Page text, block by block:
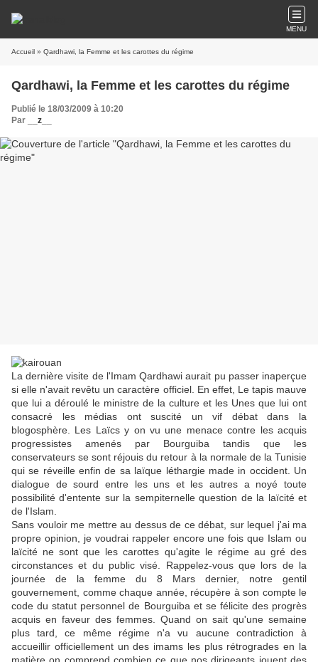
MENU
Accueil » Qardhawi, la Femme et les carottes du régime
Qardhawi, la Femme et les carottes du régime
Publié le 18/03/2009 à 10:20
Par
__z__
La dernière visite de l'Imam Qardhawi aurait pu passer inaperçue
si elle n'avait revêtu un caractère officiel. En effet, Le tapis mauve
que lui a déroulé le ministre de la culture et les Unes que lui ont
consacré les médias ont suscité un vif débat dans la
blogosphère. Les Laïcs y on vu une menace contre les acquis
progressistes amenés par Bourguiba tandis que les
conservateurs se sont réjouis du retour à la normale de la Tunisie
qui se réveille enfin de sa laïque léthargie made in occident. Un
dialogue de sourd entre les uns et les autres a noyé toute
possibilité d'entente sur la sempiternelle question de la laïcité et
de l'Islam.
Sans vouloir me mettre au dessus de ce débat, sur lequel j'ai ma
propre opinion, je voudrai rappeler encore une fois que Islam ou
laïcité ne sont que les carottes qu'agite le régime au gré des
circonstances et du public visé. Rappelez-vous que lors de la
journée de la femme du 8 Mars dernier, notre gentil
gouvernement, comme chaque année, récupère à son compte le
code du statut personnel de Bourguiba et se félicite des progrès
acquis en faveur des femmes. Quand on sait qu'une semaine
plus tard, ce même régime n'a vu aucune contradiction à
accueillir officiellement un des imams les plus rétrogrades en la